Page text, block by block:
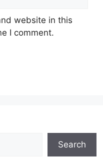
website in this
I comment.
Search